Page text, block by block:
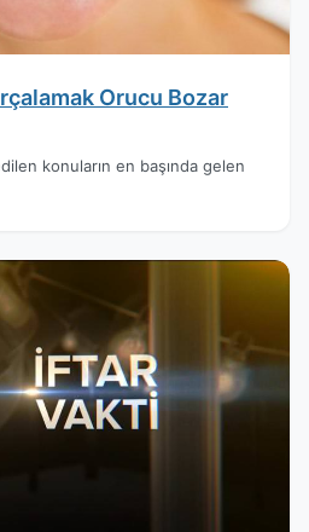
Orucu Bozar
konuların en başında gelen